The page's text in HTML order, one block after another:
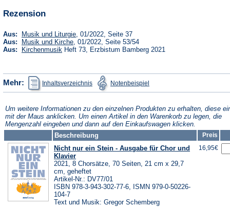
Rezension
Aus: Musik und Liturgie(Öffnet
in
einem
neuen
, 01/2022, Seite 37
Aus:
Musik und Kirche(Öffnet
in
, 01/2022, Seite 53/54
Aus:
Kirchenmusik (Öffnet
Heft 73, Erzbistum Bamberg 2021
Mehr: Inhaltsverzeichnis
(Öffnet
in
einem
Tab)
Notenbeispiel in
einem
Tab)
Um weitere Informationen zu den einzelnen Produkten zu erhalten, diese
mit der Maus anklicken. Um einen Artikel in den Warenkorb zu legen, die
Mengenzahl eingeben und dann auf den Einkaufswagen klicken.
Beschreibung
Preis
Nicht nur ein Stein - Ausgabe für Chor und
Klavier
2021, 8 Chorsätze, 70 Seiten, 21 cm x 29,7
cm, geheftet
Artikel-Nr.: DV77/01
ISBN 978-3-943-302-77-6, ISMN 979-0-50226-
104-7
Text und Musik: Gregor Schemberg
16,95€